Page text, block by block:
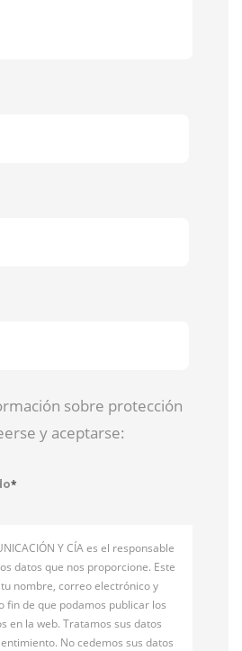
sobre protección
y aceptarse:
*
Y CÍA es el responsable
datos que nos proporcione. Este
nombre, correo electrónico y
fin de que podamos publicar los
en la web. Tratamos sus datos
No cedemos sus datos